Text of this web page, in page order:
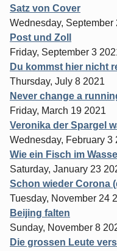
Satz von Cover
Wednesday, September
Post und Zoll
Friday, September 3
Du kommst hier nicht
Thursday, July 8 2021
Never change a
Friday, March 19 2021
Veronika der Spargel
Wednesday, February 3
Wie ein Fisch im
Saturday, January 23
Schon wieder Corona
Tuesday, November 24
Beijing falten
Sunday, November 8
Die grossen Leute